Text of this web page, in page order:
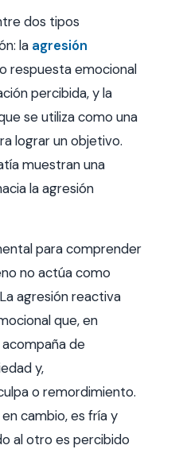
dos tipos
la agresión
respuesta emocional
percibida, y la
se utiliza como una
lograr un objetivo.
muestran una
la agresión
para comprender
no actúa como
agresión reactiva
que, en
de
y,
o remordimiento.
cambio, es fría y
al otro es percibido